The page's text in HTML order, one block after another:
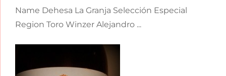
Name Dehesa La Granja Selección Especial
Region Toro Winzer Alejandro ...